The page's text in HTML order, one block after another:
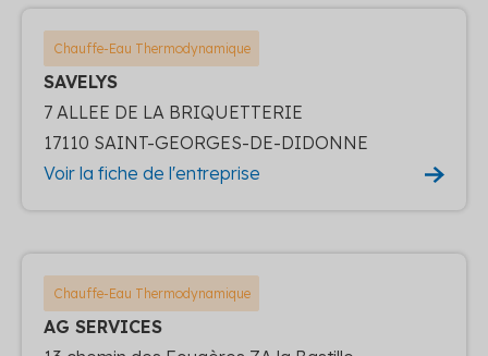
Chauffe-Eau Thermodynamique
SAVELYS
7 ALLEE DE LA BRIQUETTERIE
17110 SAINT-GEORGES-DE-DIDONNE
Voir la fiche de l'entreprise
Chauffe-Eau Thermodynamique
AG SERVICES